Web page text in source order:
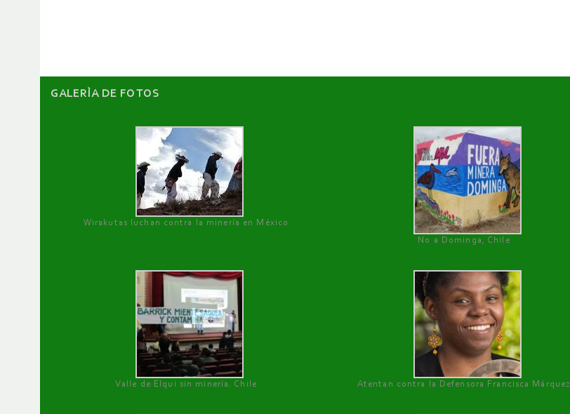
GALERÌA DE FOTOS
Wirakutas luchan contra la minería en México
No a Dominga, Chile
Valle de Elqui sin minería. Chile Atentan contra la Defensora Francisca Márquez